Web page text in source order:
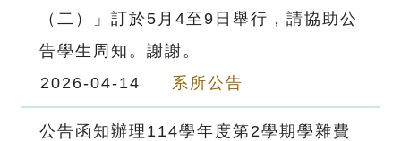
（二）」訂於5月4至9日舉行，請協助公
告學生周知。謝謝。
系所公告
2026-04-14
公告函知辦理114學年度第2學期學雜費